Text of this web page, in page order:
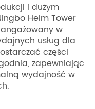
i dużym
Helm Tower
w
usług dla
części
zapewniając
wydajność w